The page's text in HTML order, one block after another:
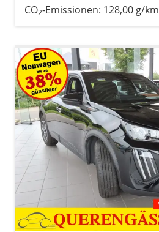
CO2-Emissionen: 128,00 g/km